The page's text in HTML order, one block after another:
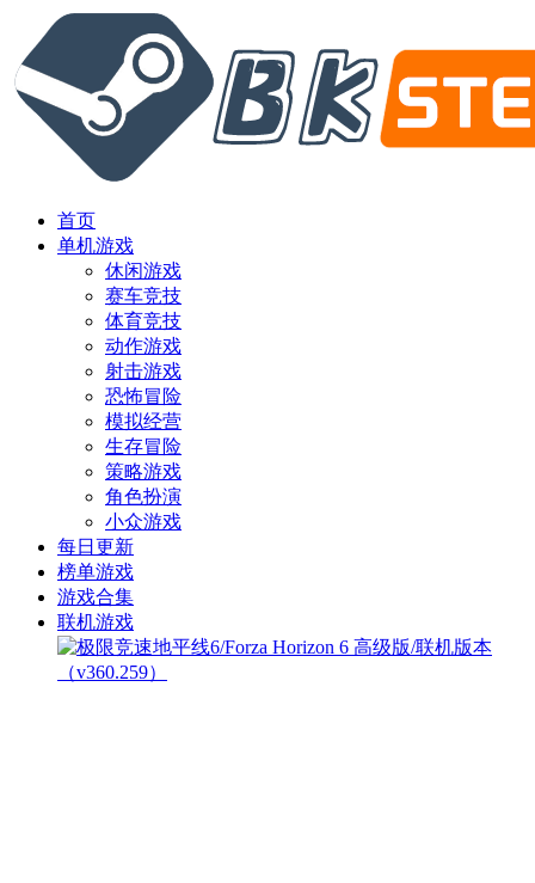
首页
单机游戏
休闲游戏
赛车竞技
体育竞技
动作游戏
射击游戏
恐怖冒险
模拟经营
生存冒险
策略游戏
角色扮演
小众游戏
每日更新
榜单游戏
游戏合集
联机游戏